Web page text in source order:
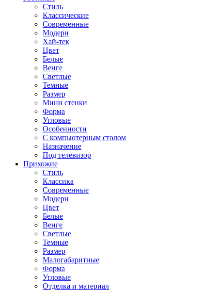
Стиль
Классические
Современные
Модерн
Хай-тек
Цвет
Белые
Венге
Светлые
Темные
Размер
Мини стенки
Форма
Угловые
Особенности
С компьютерным столом
Назначение
Под телевизор
Прихожие
Стиль
Классика
Современные
Модерн
Цвет
Белые
Венге
Светлые
Темные
Размер
Малогабаритные
Форма
Угловые
Отделка и материал